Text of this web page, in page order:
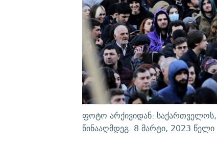
ფოტო არქივიდან: საქართველოს,
წინააღმდეგ. 8 მარტი, 2023 წელი